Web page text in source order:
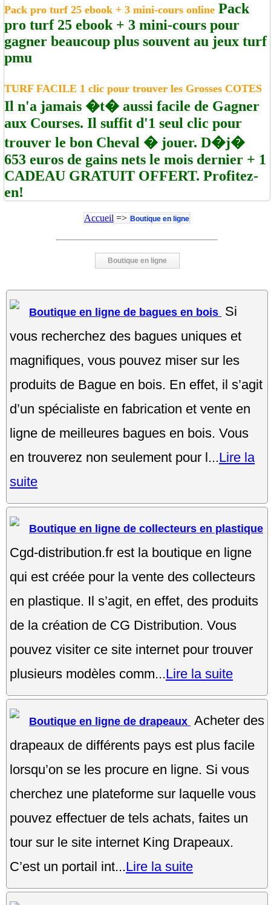
Pack pro turf 25 ebook + 3 mini-cours online Pack
pro turf 25 ebook + 3 mini-cours pour
gagner beaucoup plus souvent au jeux turf
pmu
TURF FACILE 1 clic pour trouver les Grosses COTES
Il n'a jamais �t� aussi facile de Gagner
aux Courses. Il suffit d'1 seul clic pour
trouver le bon Cheval � jouer. D�j�
653 euros de gains nets le mois dernier + 1
CADEAU GRATUIT OFFERT. Profitez-
en!
Accueil => Boutique en ligne
Boutique en ligne
Boutique en ligne de bagues en bois Si
vous recherchez des bagues uniques et
magnifiques, vous pouvez miser sur les
produits de Bague en bois. En effet, il s’agit
d’un spécialiste en fabrication et vente en
ligne de meilleures bagues en bois. Vous
en trouverez non seulement pour l...Lire la
suite
Boutique en ligne de collecteurs en plastique
Cgd-distribution.fr est la boutique en ligne
qui est créée pour la vente des collecteurs
en plastique. Il s’agit, en effet, des produits
de la création de CG Distribution. Vous
pouvez visiter ce site internet pour trouver
plusieurs modèles comm...Lire la suite
Boutique en ligne de drapeaux Acheter des
drapeaux de différents pays est plus facile
lorsqu’on se les procure en ligne. Si vous
cherchez une plateforme sur laquelle vous
pouvez effectuer de tels achats, faites un
tour sur le site internet King Drapeaux.
C’est un portail int...Lire la suite